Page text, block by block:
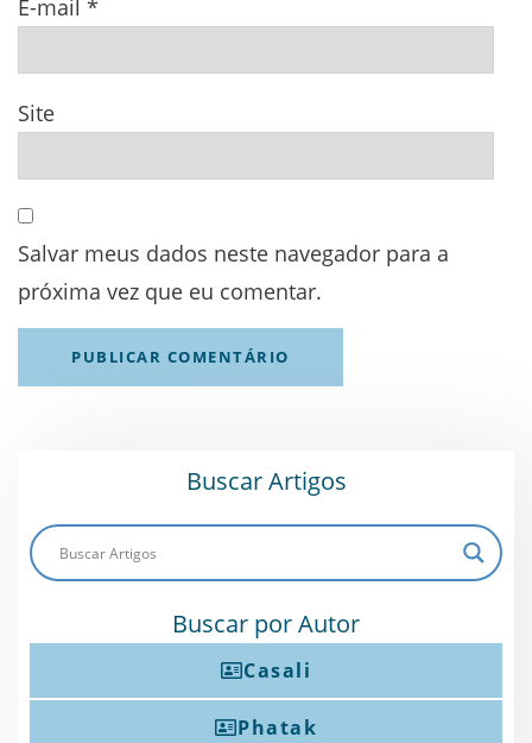
E-mail *
Site
Salvar meus dados neste navegador para a
próxima vez que eu comentar.
Buscar Artigos
Buscar por Autor
Casali
Phatak